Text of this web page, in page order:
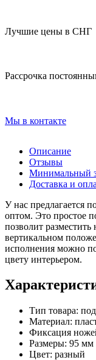
Лучшие цены в СНГ
Рассрочка
Мы в контакте
Описание
Отзывы
Минимальный
Доставка и
У нас предлагается
оптом. Это простое
позволит
вертикальном
исполнения можно
цвету интерьером.
Тип товара:
Материал:
Фиксация
Размеры: 95
Цвет: разный